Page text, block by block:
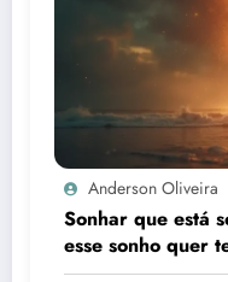
Anderson Oliveira
Sonhar que está
esse sonho quer